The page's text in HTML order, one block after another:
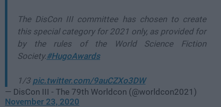
The DisCon III committee has chosen to create
this special category for 2021 only, as provided for
by the rules of the World Science Fiction
Society.#HugoAwards
1/3 pic.twitter.com/9auCZXo3DW
— DisCon III - The 79th Worldcon (@worldcon2021)
November 23, 2020